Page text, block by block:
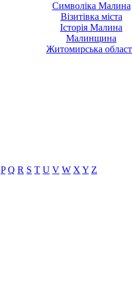
Символіка Малина
Візитівка міста
Історія Малина
Малинщина
Житомирська
P Q R S T U V W X Y Z